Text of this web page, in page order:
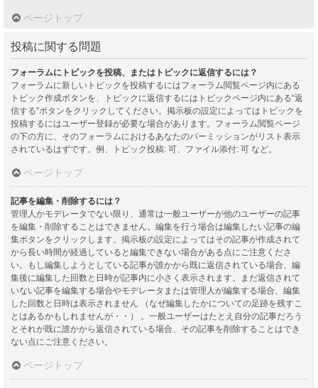
ページトップ
投稿に関する問題
フォーラムにトピックを投稿、またはトピックに返信するには？
フォーラムに新しいトピックを投稿するにはフォーラム閲覧ページ内にある
トピック作成ボタンを、トピックに返信するにはトピックページ内にある“返
信する”ボタンをクリックしてください。掲示板の設定によってはトピックを
投稿するにはユーザー登録が必要な場合があります。フォーラム閲覧ページ
の下の方に、そのフォーラムにおけるあなたのパーミッションがリスト表示
されているはずです。例、トピック投稿: 可、ファイル添付: 可 など。
ページトップ
記事を編集・削除するには？
管理人かモデレータでない限り、通常は一般ユーザーが他のユーザーの記事
を編集・削除することはできません。編集を行う場合は編集したい記事の編
集ボタンをクリックします。掲示板の設定によってはその記事が作成されて
から長い時間が経過していると編集できない場合がある点にご注意くださ
い。もし編集しようとしている記事が誰かから既に返信されている場合、編
集後に編集した回数と日時が記事内に小さく表示されます。まだ返信されて
いない記事を編集する場合やモデレータまたは管理人が編集する場合、編集
した回数と日時は表示されません （なぜ編集したかについての足跡を残すこ
とはあるかもしれませんが・・） 。一般ユーザーはたとえ自分の記事だろう
とそれが既に誰かから返信されている場合、その記事を削除することはでき
ない点にご注意ください。
ページトップ